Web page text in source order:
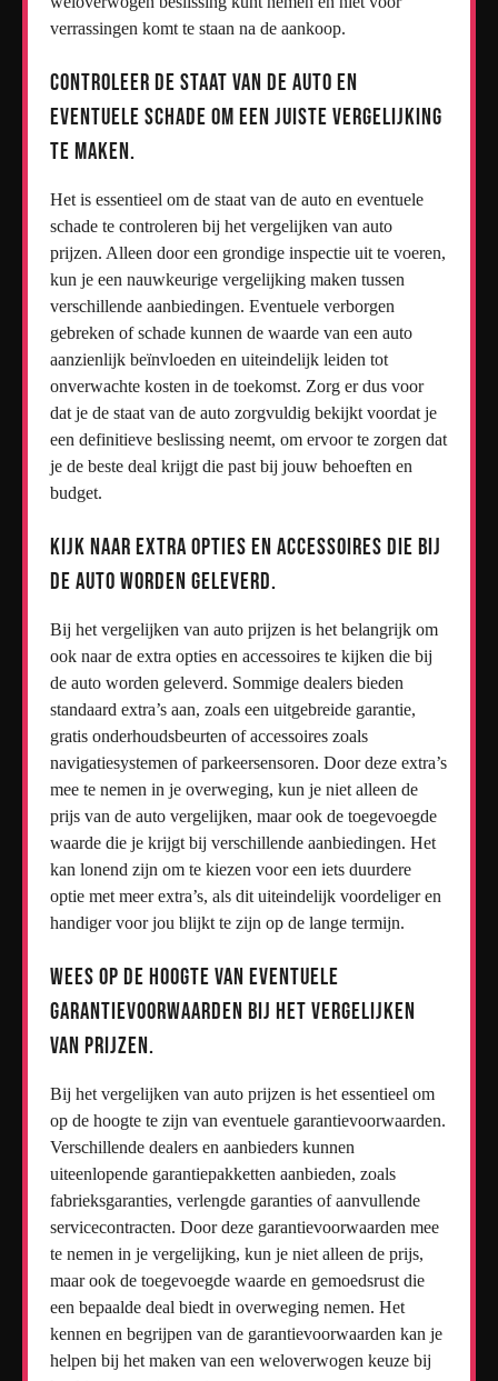
verrassingen komt te staan na de aankoop.
Controleer de staat van de auto en
eventuele schade om een juiste vergelijking
te maken.
Het is essentieel om de staat van de auto en eventuele
schade te controleren bij het vergelijken van auto
prijzen. Alleen door een grondige inspectie uit te voeren,
kun je een nauwkeurige vergelijking maken tussen
verschillende aanbiedingen. Eventuele verborgen
gebreken of schade kunnen de waarde van een auto
aanzienlijk beïnvloeden en uiteindelijk leiden tot
onverwachte kosten in de toekomst. Zorg er dus voor
dat je de staat van de auto zorgvuldig bekijkt voordat je
een definitieve beslissing neemt, om ervoor te zorgen dat
je de beste deal krijgt die past bij jouw behoeften en
budget.
Kijk naar extra opties en accessoires die bij
de auto worden geleverd.
Bij het vergelijken van auto prijzen is het belangrijk om
ook naar de extra opties en accessoires te kijken die bij
de auto worden geleverd. Sommige dealers bieden
standaard extra’s aan, zoals een uitgebreide garantie,
gratis onderhoudsbeurten of accessoires zoals
navigatiesystemen of parkeersensoren. Door deze extra’s
mee te nemen in je overweging, kun je niet alleen de
prijs van de auto vergelijken, maar ook de toegevoegde
waarde die je krijgt bij verschillende aanbiedingen. Het
kan lonend zijn om te kiezen voor een iets duurdere
optie met meer extra’s, als dit uiteindelijk voordeliger en
handiger voor jou blijkt te zijn op de lange termijn.
Wees op de hoogte van eventuele
garantievoorwaarden bij het vergelijken
van prijzen.
Bij het vergelijken van auto prijzen is het essentieel om
op de hoogte te zijn van eventuele garantievoorwaarden.
Verschillende dealers en aanbieders kunnen
uiteenlopende garantiepakketten aanbieden, zoals
fabrieksgaranties, verlengde garanties of aanvullende
servicecontracten. Door deze garantievoorwaarden mee
te nemen in je vergelijking, kun je niet alleen de prijs,
maar ook de toegevoegde waarde en gemoedsrust die
een bepaalde deal biedt in overweging nemen. Het
kennen en begrijpen van de garantievoorwaarden kan je
helpen bij het maken van een weloverwogen keuze bij